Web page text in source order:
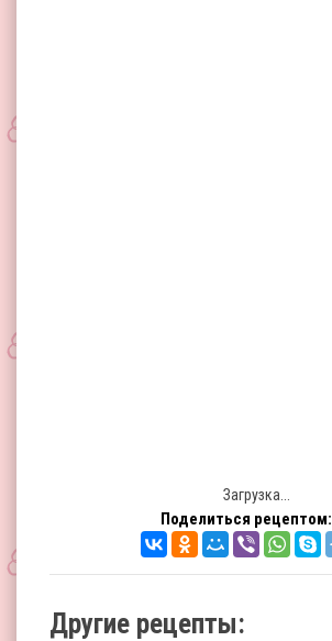
Загрузка...
Поделиться рецептом:
Другие рецепты: